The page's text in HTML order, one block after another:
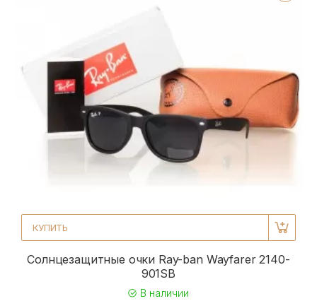
КУПИТЬ
Солнцезащитные очки Ray-ban Wayfarer 2140-
901SB
В наличии